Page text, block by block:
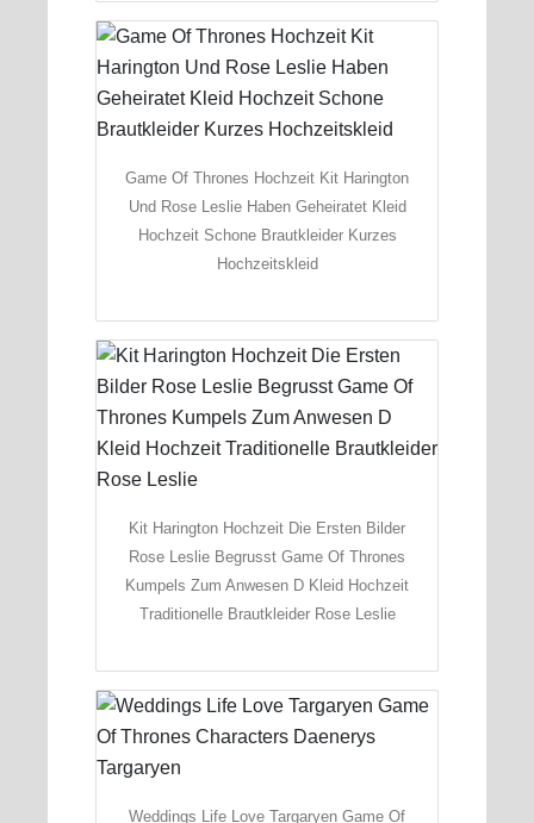
Game Of Thrones Hochzeit Kit Harington
Und Rose Leslie Haben Geheiratet Kleid
Hochzeit Schone Brautkleider Kurzes
Hochzeitskleid
Kit Harington Hochzeit Die Ersten Bilder
Rose Leslie Begrusst Game Of Thrones
Kumpels Zum Anwesen D Kleid Hochzeit
Traditionelle Brautkleider Rose Leslie
Weddings Life Love Targaryen Game Of